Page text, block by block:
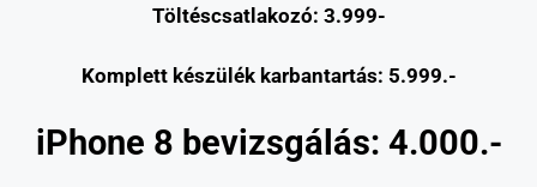
Töltéscsatlakozó: 3.999-
Komplett készülék karbantartás: 5.999.-
iPhone 8 bevizsgálás: 4.000.-